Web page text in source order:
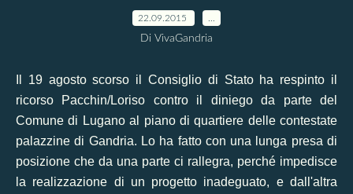
22.09.2015
Di VivaGandria
Il 19 agosto scorso il Consiglio di Stato ha respinto il
ricorso Pacchin/Loriso contro il diniego da parte del
Comune di Lugano al piano di quartiere delle contestate
palazzine di Gandria. Lo ha fatto con una
lunga presa di
posizione che da una parte ci rallegra, perché impedisce
la realizzazione di un progetto inadeguato, e dall'altra